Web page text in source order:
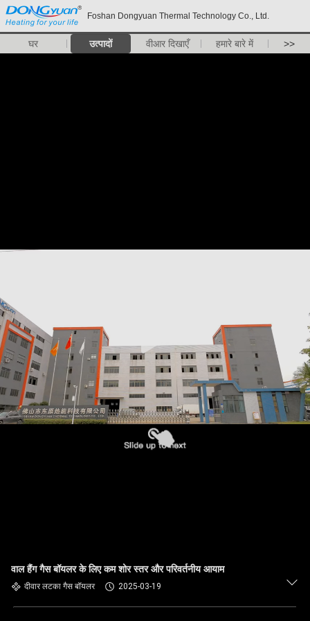
Foshan Dongyuan Thermal Technology Co., Ltd.
घर उत्पादों वीआर दिखाएँ हमारे बारे में >>
वाल हैंग गैस बॉयलर के लिए कम शोर स्तर और परिवर्तनीय आयाम
दीवार लटका गैस बॉयलर 2025-03-19